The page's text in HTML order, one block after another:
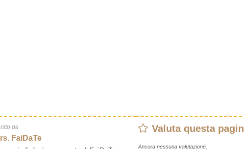
da
FaiDaTe
Valuta questa
Ancora nessuna valutazione.